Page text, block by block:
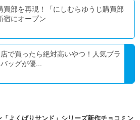
買部を再現！「にしむらゆうじ購買部
宿にオープン
で買ったら絶対高いやつ！人気ブラ
ッグが優...
「よくばりサンド」シリーズ新作チョコミン